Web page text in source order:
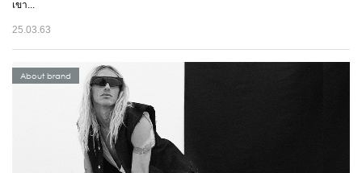
เขา...
25.03.63
About brand